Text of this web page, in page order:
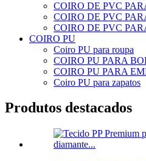
COIRO DE PVC
COIRO DE PVC
COIRO DE PVC
COIRO PU
Coiro PU para roupa
COIRO PU PARA
COIRO PU PARA
Coiro PU para zapatos
Produtos destacados